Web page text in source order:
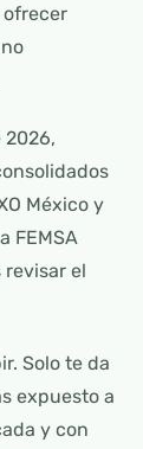
ofrecer
2026,
México y
FEMSA
el
Solo te da
expuesto a
y con